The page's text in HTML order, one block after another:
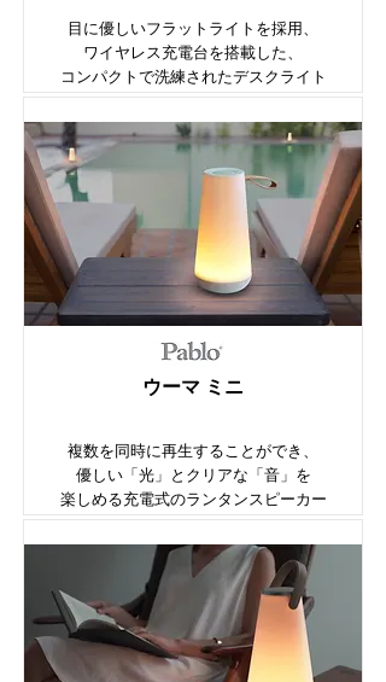
目に優しいフラットライトを採用、
ワイヤレス充電台を搭載した、
コンパクトで洗練されたデスクライト
ウーマ ミニ
複数を同時に再生することができ、
優しい「光」とクリアな「音」を
楽しめる充電式のランタンスピーカー